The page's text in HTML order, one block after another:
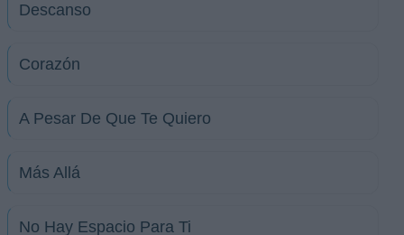
Descanso
Corazón
A Pesar De Que Te Quiero
Más Allá
No Hay Espacio Para Ti